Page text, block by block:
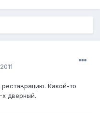
Какой-то
дверный.